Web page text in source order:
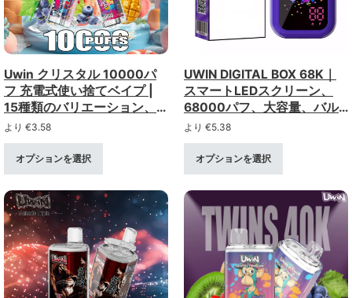
Uwin クリスタル 10000パ
フ 充電式使い捨てベイプ |
15種類のバリエーション、0
～5%の強度、まとめ買い・
卸売り
より €3.58
オプションを選択
UWIN DIGITAL BOX 68K｜
スマートLEDスクリーン、
68000パフ、大容量、バル
ク使い捨てVAPE
より €5.38
オプションを選択